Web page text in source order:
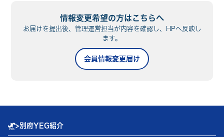
情報変更希望の方はこちらへ
お届けを提出後、管理運営担当が内容を確認し、HPへ反映し
ます。
会員情報変更届け
>別府YEG紹介